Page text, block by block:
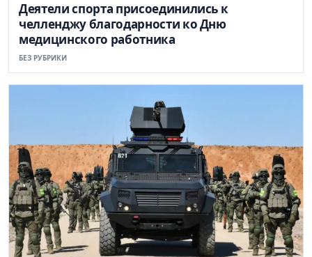
Деятели спорта присоединились к
челленджу благодарности ко Дню
медицинского работника
БЕЗ РУБРИКИ